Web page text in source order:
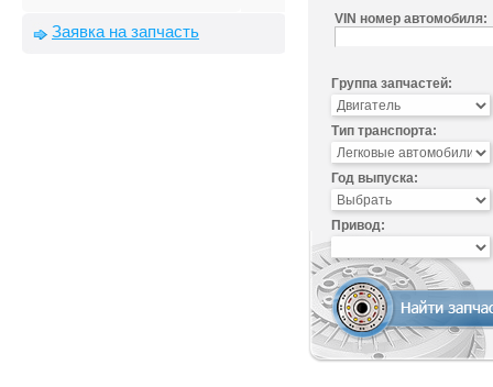
Заявка на запчасть
VIN номер автомобиля:
Группа запчастей:
Тип транспорта:
Год выпуска:
Привод: